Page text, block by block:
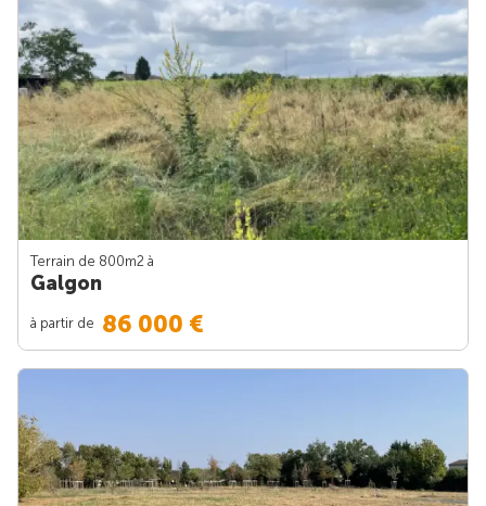
Terrain de 800m2 à
Galgon
à partir de 86 000 €